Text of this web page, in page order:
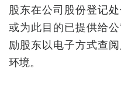
股东在公司股份登记
或为此目的已提供给
励股东以电子方式查
环境。